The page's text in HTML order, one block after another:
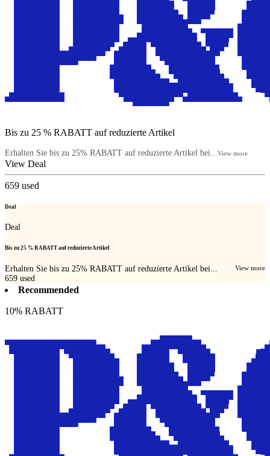
Bis zu 25 % RABATT auf reduzierte Artikel
Erhalten Sie bis zu 25% RABATT auf reduzierte Artikel bei... View more
View Deal
659 used
Deal
Deal
Bis zu 25 % RABATT auf reduzierte Artikel
Erhalten Sie bis zu 25% RABATT auf reduzierte Artikel bei... View more
659 used
Recommended
10% RABATT